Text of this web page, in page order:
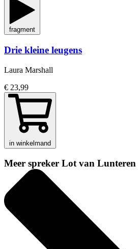
fragment
Drie kleine leugens
Laura Marshall
€ 23,99
in winkelmand
Meer spreker Lot van Lunteren